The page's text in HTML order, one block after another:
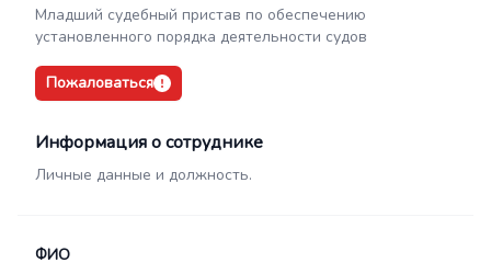
Младший судебный пристав по обеспечению
установленного порядка деятельности судов
Пожаловаться
Информация о сотруднике
Личные данные и должность.
ФИО